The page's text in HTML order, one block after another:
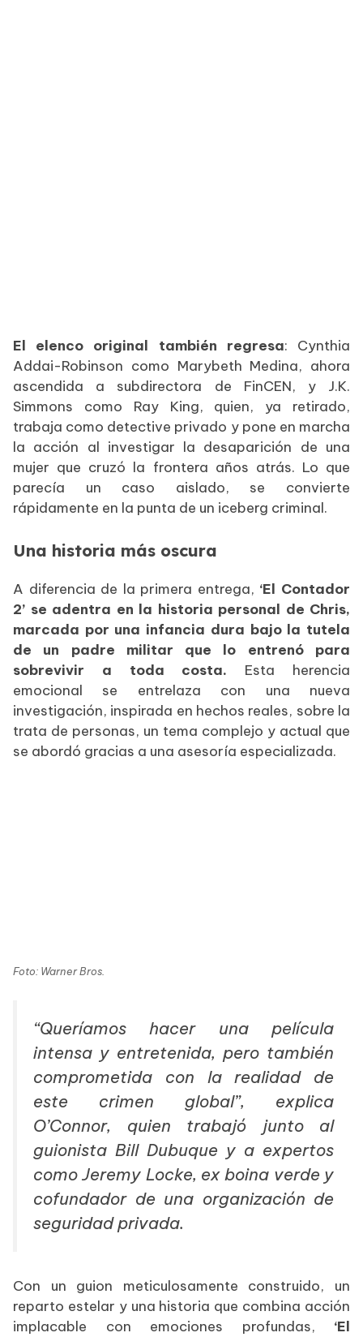
El elenco original también regresa: Cynthia
Addai-Robinson como Marybeth Medina, ahora
ascendida a subdirectora de FinCEN, y J.K.
Simmons como Ray King, quien, ya retirado,
trabaja como detective privado y pone en marcha
la acción al investigar la desaparición de una
mujer que cruzó la frontera años atrás. Lo que
parecía un caso aislado, se convierte
rápidamente en la punta de un iceberg criminal.
Una historia más oscura
A diferencia de la primera entrega, ‘El Contador
2’ se adentra en la historia personal de Chris,
marcada por una infancia dura bajo la tutela
de un padre militar que lo entrenó para
sobrevivir a toda costa. Esta herencia
emocional se entrelaza con una nueva
investigación, inspirada en hechos reales, sobre la
trata de personas, un tema complejo y actual que
se abordó gracias a una asesoría especializada.
Foto: Warner Bros.
“Queríamos hacer una película
intensa y entretenida, pero también
comprometida con la realidad de
este crimen global”, explica
O’Connor, quien trabajó junto al
guionista Bill Dubuque y a expertos
como Jeremy Locke, ex boina verde y
cofundador de una organización de
seguridad privada.
Con un guion meticulosamente construido, un
reparto estelar y una historia que combina acción
implacable con emociones profundas, ‘El